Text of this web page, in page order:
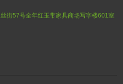
街57号全年红玉带家具商场写字楼601室